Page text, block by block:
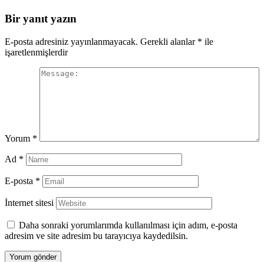
Bir yanıt yazın
E-posta adresiniz yayınlanmayacak. Gerekli alanlar * ile
işaretlenmişlerdir
Yorum *
Ad *
E-posta *
İnternet sitesi
Daha sonraki yorumlarımda kullanılması için adım, e-posta
adresim ve site adresim bu tarayıcıya kaydedilsin.